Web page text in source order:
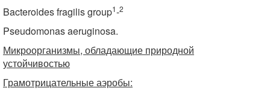
Bacteroides fragilis group1-2
Pseudomonas aeruginosa.
Микроорганизмы, обладающие природной
устойчивостью
Грамотрицательные аэробы: